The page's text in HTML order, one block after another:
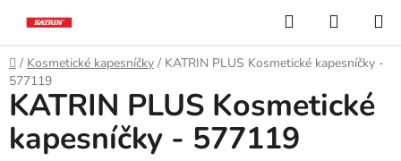
obsah
Hledat
KOŠÍK
Domů
/ Kosmetické kapesníčky / KATRIN PLUS Kosmetické kapesníčky -
577119
KATRIN PLUS Kosmetické
kapesníčky - 577119